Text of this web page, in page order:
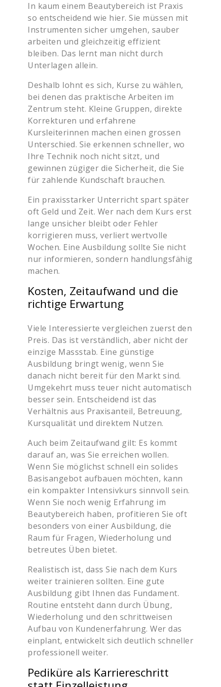
In kaum einem Beautybereich ist Praxis
so entscheidend wie hier. Sie müssen mit
Instrumenten sicher umgehen, sauber
arbeiten und gleichzeitig effizient
bleiben. Das lernt man nicht durch
Unterlagen allein.
Deshalb lohnt es sich, Kurse zu wählen,
bei denen das praktische Arbeiten im
Zentrum steht. Kleine Gruppen, direkte
Korrekturen und erfahrene
Kursleiterinnen machen einen grossen
Unterschied. Sie erkennen schneller, wo
Ihre Technik noch nicht sitzt, und
gewinnen zügiger die Sicherheit, die Sie
für zahlende Kundschaft brauchen.
Ein praxisstarker Unterricht spart später
oft Geld und Zeit. Wer nach dem Kurs erst
lange unsicher bleibt oder Fehler
korrigieren muss, verliert wertvolle
Wochen. Eine Ausbildung sollte Sie nicht
nur informieren, sondern handlungsfähig
machen.
Kosten, Zeitaufwand und die
richtige Erwartung
Viele Interessierte vergleichen zuerst den
Preis. Das ist verständlich, aber nicht der
einzige Massstab. Eine günstige
Ausbildung bringt wenig, wenn Sie
danach nicht bereit für den Markt sind.
Umgekehrt muss teuer nicht automatisch
besser sein. Entscheidend ist das
Verhältnis aus Praxisanteil, Betreuung,
Kursqualität und direktem Nutzen.
Auch beim Zeitaufwand gilt: Es kommt
darauf an, was Sie erreichen wollen.
Wenn Sie möglichst schnell ein solides
Basisangebot aufbauen möchten, kann
ein kompakter Intensivkurs sinnvoll sein.
Wenn Sie noch wenig Erfahrung im
Beautybereich haben, profitieren Sie oft
besonders von einer Ausbildung, die
Raum für Fragen, Wiederholung und
betreutes Üben bietet.
Realistisch ist, dass Sie nach dem Kurs
weiter trainieren sollten. Eine gute
Ausbildung gibt Ihnen das Fundament.
Routine entsteht dann durch Übung,
Wiederholung und den schrittweisen
Aufbau von Kundenerfahrung. Wer das
einplant, entwickelt sich deutlich schneller
professionell weiter.
Pediküre als Karriereschritt